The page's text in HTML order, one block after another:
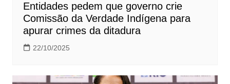
Entidades pedem que governo crie
Comissão da Verdade Indígena para
apurar crimes da ditadura
22/10/2025